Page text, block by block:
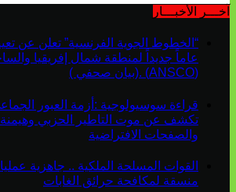
آخـــر الأخبـــار
“الخطوط الجوية الفرنسية” تعلن عن
عاماً جديداً لمنطقة شمال إفريقيا
(ANSCO) .(بيان صحفي )
قراءة سوسيولوجية :أزمة العبور
تكشف عن موت التاطير الحزبي وهيمنة
والصفحات الافتراضية
القوات المسلحة الملكية .. جاهزية
منسقة لمكافحة حرائق الغابات